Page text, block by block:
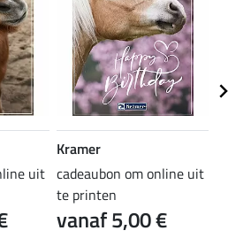
uit
Kramer
cadeaubon om online uit
te printen
vanaf 5,00 €